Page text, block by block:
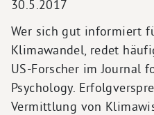
30.5.2017
Wer sich gut informiert
Klimawandel, redet
US-Forscher im Journal
Psychology.
Vermittlung von